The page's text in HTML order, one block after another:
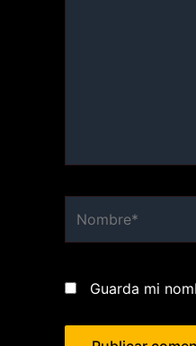
Guarda mi